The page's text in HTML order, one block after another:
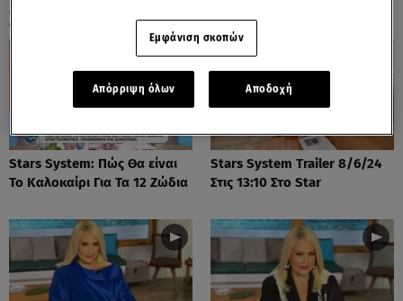
ΟΛΑ ΤΑ ΒΙΝΤΕΟ
Stars System: Πώς Θα είναι
Το Καλοκαίρι Για Τα 12 Ζώδια
Stars System Trailer 8/6/24
Στις 13:10 Στο Star
Εμφάνιση σκοπών
Απόρριψη όλων Αποδοχή